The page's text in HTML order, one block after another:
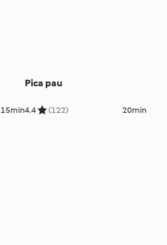
15min
Pica pau
4.4 (122) 20min